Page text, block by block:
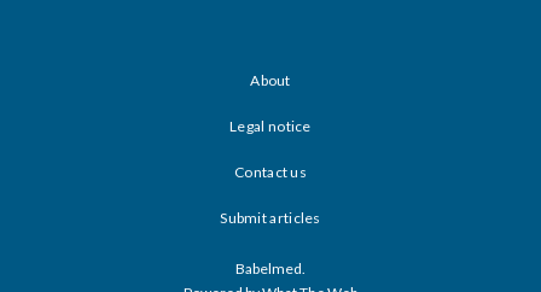
About
Legal notice
Contact us
Submit articles
Babelmed.